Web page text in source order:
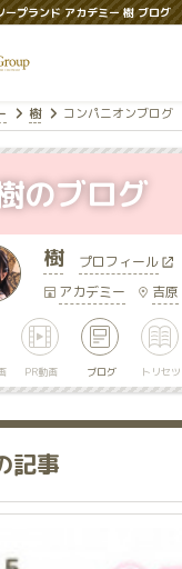
ープランド アカデミー 樹 ブログ
樹 コンパニオンブログ
樹
プロフィール
アカデミー
吉原
PR動画 ブログ トリセツ
のブログ
記事